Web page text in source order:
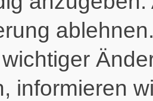
informieren